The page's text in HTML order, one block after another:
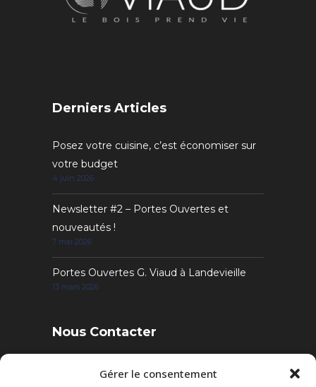
Gérer le consentement
Derniers Articles
Posez votre cuisine, c’est économiser sur
votre budget
4 juin 2026
Newsletter #2 – Portes Ouvertes et
nouveautés !
7 mai 2026
Portes Ouvertes G. Viaud à Landevieille
13 mars 2026
Nous Contacter
4 Rue des Sables, 85220 Landevieille